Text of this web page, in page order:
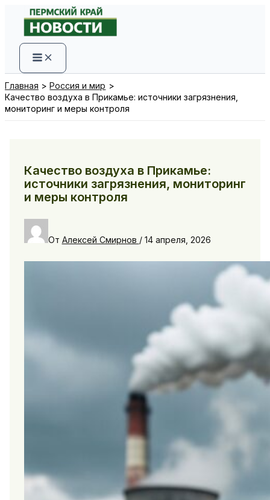
Перейти
содержимому
Главная
Россия и мир
Качество воздуха в Прикамье: источники загрязнения,
мониторинг и меры контроля
Качество воздуха в Прикамье:
источники загрязнения, мониторинг
и меры контроля
От Алексей Смирнов / 14 апреля, 2026